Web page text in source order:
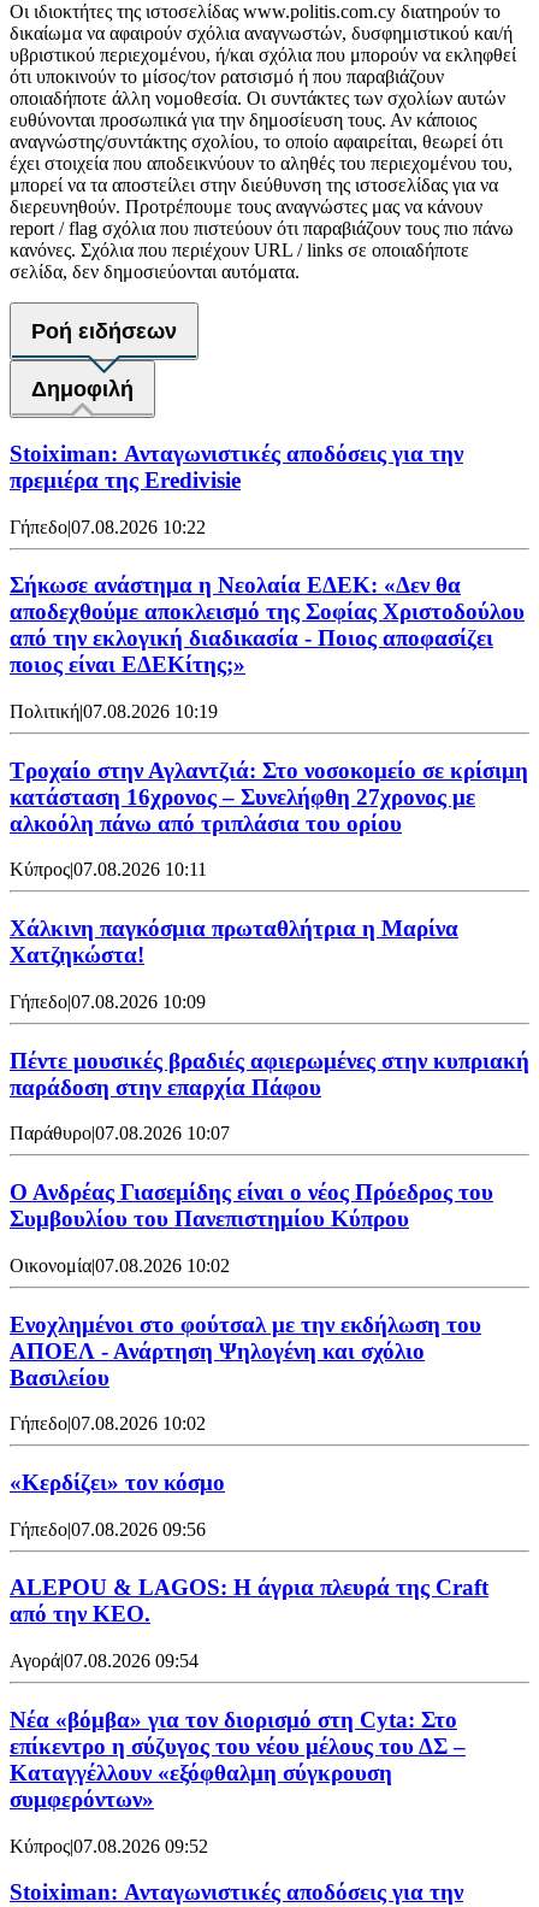
Οι ιδιοκτήτες της ιστοσελίδας www.politis.com.cy διατηρούν το
δικαίωμα να αφαιρούν σχόλια αναγνωστών, δυσφημιστικού και/ή
υβριστικού περιεχομένου, ή/και σχόλια που μπορούν να εκληφθεί
ότι υποκινούν το μίσος/τον ρατσισμό ή που παραβιάζουν
οποιαδήποτε άλλη νομοθεσία. Οι συντάκτες των σχολίων αυτών
ευθύνονται προσωπικά για την δημοσίευση τους. Αν κάποιος
αναγνώστης/συντάκτης σχολίου, το οποίο αφαιρείται, θεωρεί ότι
έχει στοιχεία που αποδεικνύουν το αληθές του περιεχομένου του,
μπορεί να τα αποστείλει στην διεύθυνση της ιστοσελίδας για να
διερευνηθούν. Προτρέπουμε τους αναγνώστες μας να κάνουν
report / flag σχόλια που πιστεύουν ότι παραβιάζουν τους πιο πάνω
κανόνες. Σχόλια που περιέχουν URL / links σε οποιαδήποτε
σελίδα, δεν δημοσιεύονται αυτόματα.
Ροή ειδήσεων
Δημοφιλή
Stoiximan: Ανταγωνιστικές αποδόσεις για την
πρεμιέρα της Eredivisie
Γήπεδο|07.08.2026 10:22
Σήκωσε ανάστημα η Νεολαία ΕΔΕΚ: «Δεν θα
αποδεχθούμε αποκλεισμό της Σοφίας Χριστοδούλου
από την εκλογική διαδικασία - Ποιος αποφασίζει
ποιος είναι ΕΔΕΚίτης;»
Πολιτική|07.08.2026 10:19
Τροχαίο στην Αγλαντζιά: Στο νοσοκομείο σε κρίσιμη
κατάσταση 16χρονος – Συνελήφθη 27χρονος με
αλκοόλη πάνω από τριπλάσια του ορίου
Κύπρος07.08.2026 10:11
Χάλκινη παγκόσμια πρωταθλήτρια η Μαρίνα
Χατζηκώστα!
Γήπεδο|07.08.2026 10:09
Πέντε μουσικές βραδιές αφιερωμένες στην κυπριακή
παράδοση στην επαρχία Πάφου
Παράθυρο|07.08.2026 10:07
Ο Ανδρέας Γιασεμίδης είναι ο νέος Πρόεδρος του
Συμβουλίου του Πανεπιστημίου Κύπρου
Οικονομία|07.08.2026 10:02
Ενοχλημένοι στο φούτσαλ με την εκδήλωση του
ΑΠΟΕΛ - Ανάρτηση Ψηλογένη και σχόλιο
Βασιλείου
Γήπεδο|07.08.2026 10:02
«Κερδίζει» τον κόσμο
Γήπεδο|07.08.2026 09:56
ALEPOU & LAGOS: Η άγρια πλευρά της Craft
από την ΚΕΟ.
Αγορά|07.08.2026 09:54
Νέα «βόμβα» για τον διορισμό στη Cyta: Στο
επίκεντρο η σύζυγος του νέου μέλους του ΔΣ –
Καταγγέλλουν «εξόφθαλμη σύγκρουση
συμφερόντων»
Κύπρος|07.08.2026 09:52
Stoiximan: Ανταγωνιστικές αποδόσεις για την